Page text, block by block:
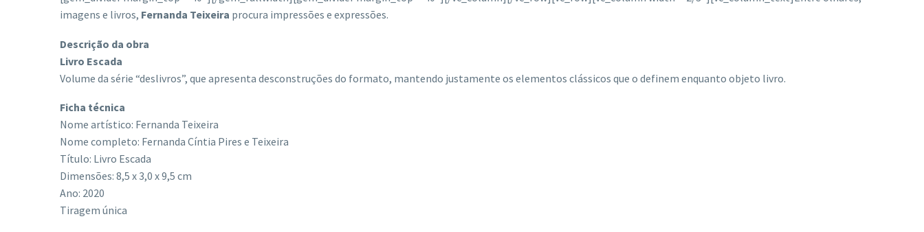
imagens e livros, Fernanda Teixeira procura impressões e expressões.
Descrição da obra
Livro Escada
Volume da série “deslivros”, que apresenta desconstruções do formato, mantendo justamente os elementos clássicos que o definem enquanto objeto livro.
Ficha técnica
Nome artístico: Fernanda Teixeira
Nome completo: Fernanda Cíntia Pires e Teixeira
Título: Livro Escada
Dimensões: 8,5 x 3,0 x 9,5 cm
Ano: 2020
Tiragem única